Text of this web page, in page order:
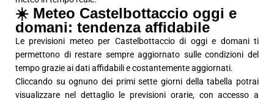
☀️ Meteo Castelbottaccio oggi e
domani: tendenza affidabile
Le previsioni meteo per Castelbottaccio di oggi e domani ti
permettono di restare sempre aggiornato sulle condizioni del
tempo grazie ai dati affidabili e costantemente aggiornati.
Cliccando su ognuno dei primi sette giorni della tabella potrai
visualizzare nel dettaglio le previsioni orarie, con accesso a